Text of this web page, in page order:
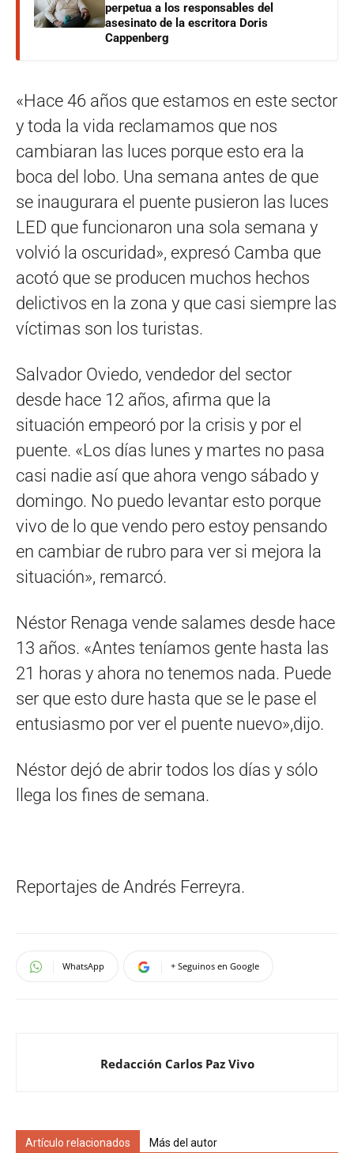
perpetua a los responsables del
asesinato de la escritora Doris
Cappenberg
«Hace 46 años que estamos en este sector
y toda la vida reclamamos que nos
cambiaran las luces porque esto era la
boca del lobo. Una semana antes de que
se inaugurara el puente pusieron las luces
LED que funcionaron una sola semana y
volvió la oscuridad», expresó Camba que
acotó que se producen muchos hechos
delictivos en la zona y que casi siempre las
víctimas son los turistas.
Salvador Oviedo, vendedor del sector
desde hace 12 años, afirma que la
situación empeoró por la crisis y por el
puente. «Los días lunes y martes no pasa
casi nadie así que ahora vengo sábado y
domingo. No puedo levantar esto porque
vivo de lo que vendo pero estoy pensando
en cambiar de rubro para ver si mejora la
situación», remarcó.
Néstor Renaga vende salames desde hace
13 años. «Antes teníamos gente hasta las
21 horas y ahora no tenemos nada. Puede
ser que esto dure hasta que se le pase el
entusiasmo por ver el puente nuevo»,dijo.
Néstor dejó de abrir todos los días y sólo
llega los fines de semana.
Reportajes de Andrés Ferreyra.
WhatsApp + Seguinos en Google
Redacción Carlos Paz Vivo
Artículo relacionados Más del autor